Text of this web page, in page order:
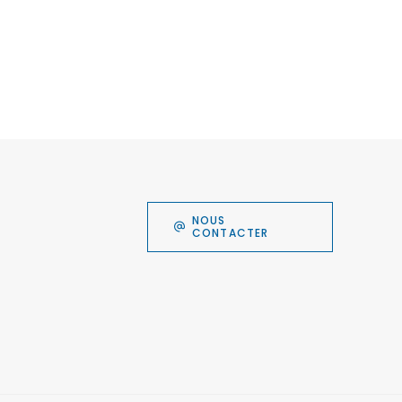
NOUS
CONTACTER